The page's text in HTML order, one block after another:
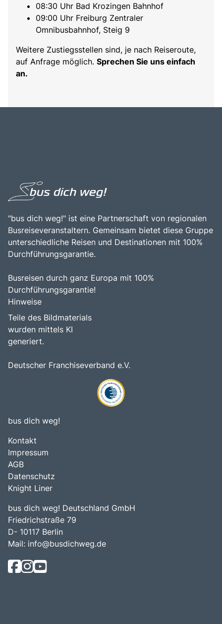
08:30 Uhr Bad Krozingen Bahnhof
09:00 Uhr Freiburg Zentraler
Omnibusbahnhof, Steig 9
Weitere Zustiegsstellen sind, je nach Reiseroute,
auf Anfrage möglich. Sprechen Sie uns einfach
an.
"bus dich weg!" ist eine Partnerschaft von regionalen
Busreiseveranstaltern. Gemeinsam bietet diese Gruppe
unterschiedliche Reisen und Destinationen mit 100%
Durchführungsgarantie.
Busreisen durch ganz Europa mit 100%
Durchführungsgarantie!
Hinweise
Teile des Bildmaterials
wurden mittels KI
generiert.
Deutscher Franchiseverband e.V.
bus dich weg!
Kontakt
Impressum
AGB
Datenschutz
Knight Liner
bus dich weg! Deutschland GmbH
Friedrichstraße 79
D- 10117 Berlin
Mail: info@busdichweg.de